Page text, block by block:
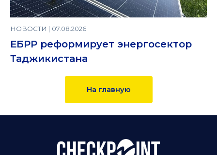
НОВОСТИ | 07.08.2026
ЕБРР реформирует энергосектор
Таджикистана
На главную